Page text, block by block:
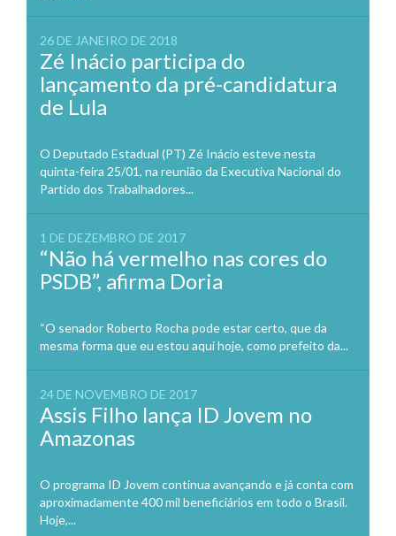
26 DE JANEIRO DE 2018
Zé Inácio participa do
lançamento da pré-candidatura
de Lula
O Deputado Estadual (PT) Zé Inácio esteve nesta
quinta-feira 25/01, na reunião da Executiva Nacional do
Partido dos Trabalhadores...
1 DE DEZEMBRO DE 2017
“Não há vermelho nas cores do
PSDB”, afirma Doria
“O senador Roberto Rocha pode estar certo, que da
mesma forma que eu estou aqui hoje, como prefeito da...
24 DE NOVEMBRO DE 2017
Assis Filho lança ID Jovem no
Amazonas
O programa ID Jovem continua avançando e já conta com
aproximadamente 400 mil beneficiários em todo o Brasil.
Hoje,...